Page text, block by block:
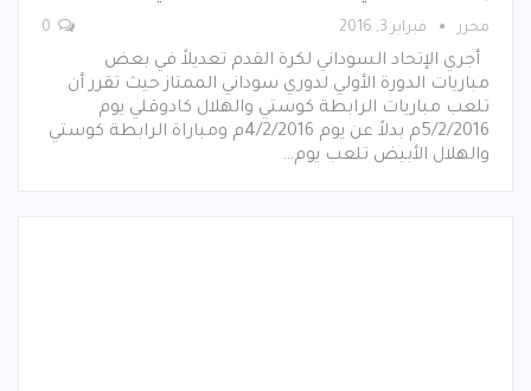
محرر فبراير 3, 2016
أجري الإتحاد السوداني لكرة القدم تعديلاً في بعض
مباريات الدورة الأولي لدوري سوداني الممتاز حيث تقرر أن
تلعب مباريات الرابطة كوستي والهلال كادوقلي يوم
5/2/2016م بدلاً عن يوم 4/2/2016م ومباراة الرابطة كوستي
والهلال الأبيض تلعب يوم…